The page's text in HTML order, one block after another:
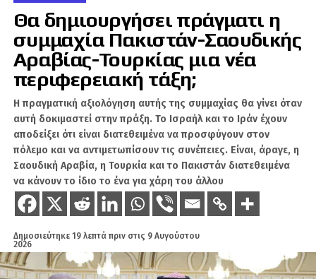
ότι δεν υπάρχει περιθώριο εφησυχασμού.
Αντιθέτως, τόνισε την ανάγκη η χώρα να
αποκτήσει σοβαρή κουλτούρα ασφαλείας, να
ενισχύσει την αποτρεπτική της ισχύ και να
αξιοποιήσει σύγχρονα οπλικά συστήματα,
όπως βαλλιστικούς πυραύλους μεγάλης
ακρίβειας, μη επανδρωμένα μέσα και
δορυφορικές δυνατότητες.
Ειδική αναφορά έγινε στα ισραηλινά
συστήματαLORA, τα οποία παρουσιάστηκαν
ως μία από τις πιθανές επιλογές για την
ελληνική αποτροπή απέναντι στην τουρκική
δεν πρέπει απλώς να απαντήσει στο τουρκικό
πρόγραμμαTayfun, αλλά να αποκτήσει
ικανότητες ακόμη πιο αποτελεσματικές, με
Θα δημιουργήσει πράγματι η
συμμαχία Πακιστάν-Σαουδικής
Αραβίας-Τουρκίας μια νέα
περιφερειακή τάξη;
Η πραγματική αξιολόγηση αυτής της συμμαχίας θα γίνει όταν
αυτή δοκιμαστεί στην πράξη. Το Ισραήλ και το Ιράν έχουν
αποδείξει ότι είναι διατεθειμένα να προσφύγουν στον
πόλεμο και να αντιμετωπίσουν τις συνέπειες. Είναι, άραγε, η
Σαουδική Αραβία, η Τουρκία και το Πακιστάν διατεθειμένα
να κάνουν το ίδιο το ένα για χάρη του άλλου
Δημοσιεύτηκε 19 λεπτά πριν στις 9 Αυγούστου
2026